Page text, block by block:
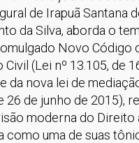
de Irapuã Santana
da Silva, aborda o
Novo Código
(Lei nº 13.105, de
da nova lei de
26 de junho de 2015),
moderna do Direito
como uma de suas